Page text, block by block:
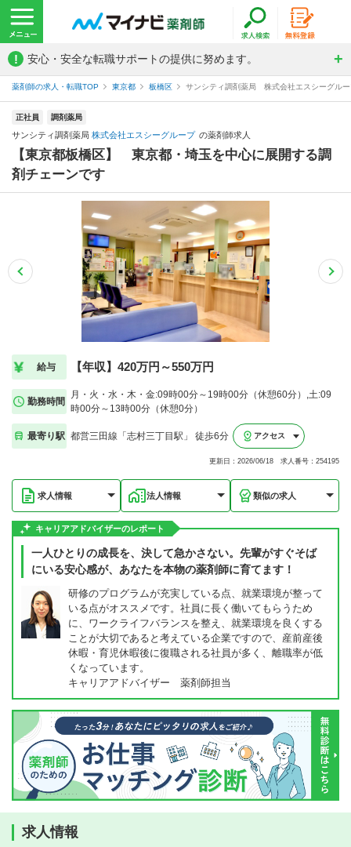
! 安心・安全な転職サポートの提供に努めます。
薬剤師の求人・転職TOP 東京都 板橋区 サンシティ調剤薬局 株式会社エスシーグル
正社員 調剤薬局
サンシティ調剤薬局 株式会社エスシーグループ の薬剤師求人
【東京都板橋区】 東京都・埼玉を中心に展開する調
剤チェーンです
給与 【年収】420万円～550万円
勤務時間
月・火・水・木・金:09時00分～19時00分（休憩60分）,土:09
時00分～13時00分（休憩0分）
最寄り駅 都営三田線「志村三丁目駅」 徒歩6分 アクセス
更新日：2026/06/18 求人番号：254195
求人情報 法人情報 類似の求人
キャリアアドバイザーのレポート
一人ひとりの成長を、決して急かさない。先輩がすぐそば
にいる安心感が、あなたを本物の薬剤師に育てます！
研修のプログラムが充実している点、就業環境が整って
いる点がオススメです。社員に長く働いてもらうため
に、ワークライフバランスを整え、就業環境を良くする
ことが大切であると考えている企業ですので、産前産後
休暇・育児休暇後に復職される社員が多く、離職率が低
くなっています。
キャリアアドバイザー 薬剤師担当
求人情報